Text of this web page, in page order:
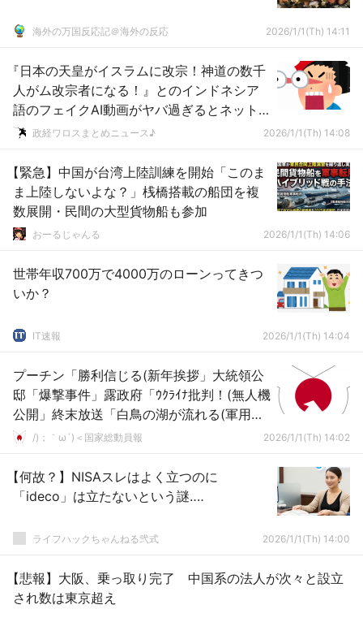
海外の万国反応記＠海外の反応 2026/1/1(Th) 14:11
『日本の天皇がイスラムに改宗！神道の数千
人がム改宗者になる！』とのインドネシア
語のフェイクAI動画がヤバ過ぎるとネット
で話題に → ………
政経ワロスまとめニュース♪ 2026/1/1(Th) 14:08
【緊急】中国が台湾上陸訓練を開始「このま
ま上陸しないよな？」桟橋搭載の船団を複
数展開・民間の大型貨物船も参加
おーるじゃんる 2026/1/1(Th) 14:06
世帯年収700万で4000万のローンってきつ
いか？
IT速報 2026/1/1(Th) 14:04
プーチン「勝利信じる(新年挨拶」大統領公
邸「爆撃事件」露政府「ｳｸﾗｲﾅ批判！(無人機
公開」終末放送「白鳥の湖が流れる(軍用短
波放送」謎の勢力「ﾌﾟｰﾁﾝ死亡説！」→
/)；｀ω´)＜国家総動員報 2026/1/1(Th) 14:02
【何故？】NISAスレはよく立つのに
「ideco」は立たないという謎‥‥
ライフハックちゃんねる弐式 2026/1/1(Th) 14:00
【悲報】大阪、乗っ取り完了 中国系の法人が次々と設立
され数は東京超え